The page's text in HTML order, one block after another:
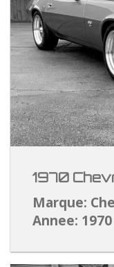
1970
Marque:
Annee: 1970